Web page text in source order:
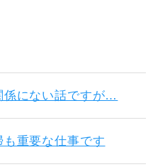
係にない話ですが…
も重要な仕事です